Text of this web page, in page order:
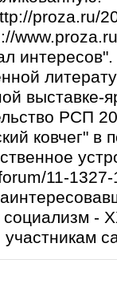
proza.ru/
интересов".
выставке-
РСП
ковчег" в
11-
-